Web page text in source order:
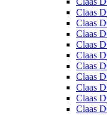
Claas
Claas
Claas
Claas
Claas
Claas
Claas
Claas
Claas
Claas